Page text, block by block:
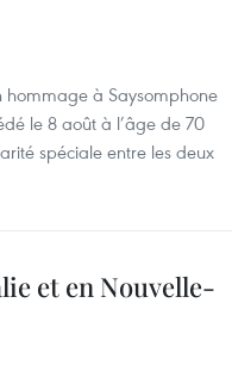
hommage à Saysomphone
le 8 août à l’âge de 70
spéciale entre les deux
et en Nouvelle-